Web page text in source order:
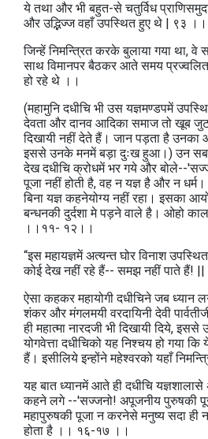
ये तथा और भी बहुत-से चतुर्विध
और उद्भिज्ज वहाँ उपस्थित हुए थे | ९३ ।।
जिन्हें निमन्त्रित करके बुलाया गया था, वे
साथ विमानपर बैठकर आते समय
हो रहे थे ।।
(महामुनि दधीचि भी उस यज्ञमण्डपमें
देवता और दानव आदिका समाज तो खूब
दिखायी नहीं देते हैं। जान पड़ता है उनका
इससे उनके मनमें बड़ा दुःख हुआ।) उन सब
देख दधीचि क्रोधमें भर गये और बोले--
पूजा नहीं होती है, वह न यज्ञ है और न
बिना यज्ञ कहनेयोग्य नहीं रहा। इसका
बन्धनकी दुर्दशा मे पड़ने वाले है। ओहो
।।११- १२।।
“इस महायज्ञमें अत्यन्त घोर विनाश
कोई देख नहीं रहे हैं-- समझ नहीं पाते हैं!
ऐसा कहकर महायोगी दधीचिने जब ध्यान
शंकर और मंगलमयी वरदायिनी देवी
ही महात्मा नारदजी भी दिखायी दिये,
योगवेत्ता दधीचिको यह निश्चय हो गया
हैं। इसीलिये इन्होंने महेश्वरको यहाँ
यह बात ध्यानमें आते ही दधीचि
कहने लगे --'सज्जनो! अपूजनीय पुरुषकी
महापुरुषकी पूजा न करनेसे मनुष्य सदा ही
होता है ।। १६-१७ ।।